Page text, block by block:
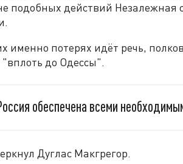
подобных действий Незалежная
именно потерях идёт речь,
до Одессы".
обеспечена всеми
Дуглас Макгрегор.